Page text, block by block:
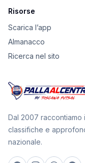
Risorse
Scarica l’app
Almanacco
Ricerca nel sito
Dal 2007 raccontiamo
classifiche e
nazionale.